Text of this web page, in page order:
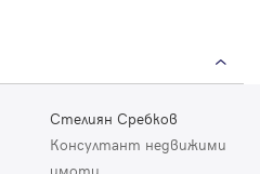
Стелиян Сребков
Консултант недвижими